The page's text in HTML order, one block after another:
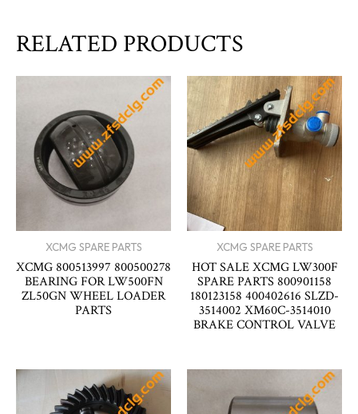
RELATED PRODUCTS
XCMG SPARE PARTS
XCMG 800513997 800500278
BEARING FOR LW500FN
ZL50GN WHEEL LOADER
PARTS
XCMG SPARE PARTS
HOT SALE XCMG LW300F
SPARE PARTS 800901158
180123158 400402616 SLZD-
3514002 XM60C-3514010
BRAKE CONTROL VALVE